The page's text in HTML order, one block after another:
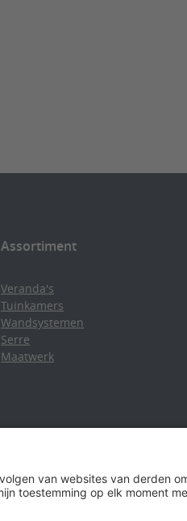
Assortiment
Veranda's
Tuinkamers
Wandsystemen
Serre
Maatwerk